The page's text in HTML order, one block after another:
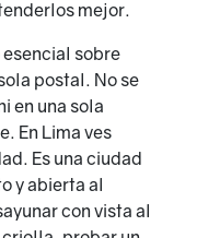
mejor.
sobre
postal. No se
en una sola
En Lima ves
Es una ciudad
y abierta al
con vista al